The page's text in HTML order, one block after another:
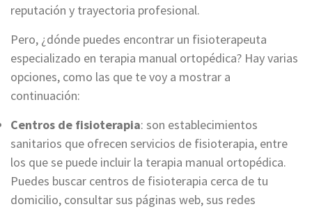
reputación y trayectoria profesional.
Pero, ¿dónde puedes encontrar un fisioterapeuta
especializado en terapia manual ortopédica? Hay varias
opciones, como las que te voy a mostrar a
continuación:
Centros de fisioterapia: son establecimientos
sanitarios que ofrecen servicios de fisioterapia, entre
los que se puede incluir la terapia manual ortopédica.
Puedes buscar centros de fisioterapia cerca de tu
domicilio, consultar sus páginas web, sus redes